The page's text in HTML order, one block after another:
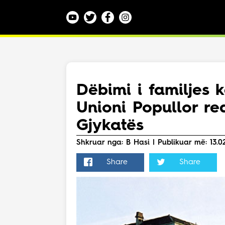
Lajme
Teknologji
Bota
Argëtim
Maqedoni
Dëbimi i familjes
Unioni Popullor
Gjykatës
Shkruar nga: B Hasi | Publikuar më:
Share Share